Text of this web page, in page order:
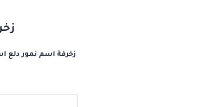
زخرفة اسم نمور دلع